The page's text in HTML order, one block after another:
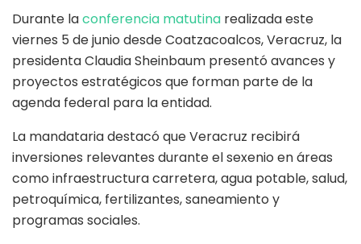
Durante laconferencia matutina realizada este
viernes 5 de junio desde Coatzacoalcos, Veracruz, la
presidenta Claudia Sheinbaum presentó avances y
proyectos estratégicos que forman parte de la
agenda federal para la entidad.
La mandataria destacó que Veracruz recibirá
inversiones relevantes durante el sexenio en áreas
como infraestructura carretera, agua potable, salud,
petroquímica, fertilizantes, saneamiento y
programas sociales.